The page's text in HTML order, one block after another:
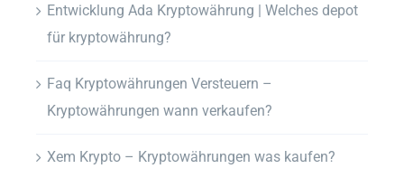
Entwicklung Ada Kryptowährung | Welches depot
für kryptowährung?
Faq Kryptowährungen Versteuern –
Kryptowährungen wann verkaufen?
Xem Krypto – Kryptowährungen was kaufen?